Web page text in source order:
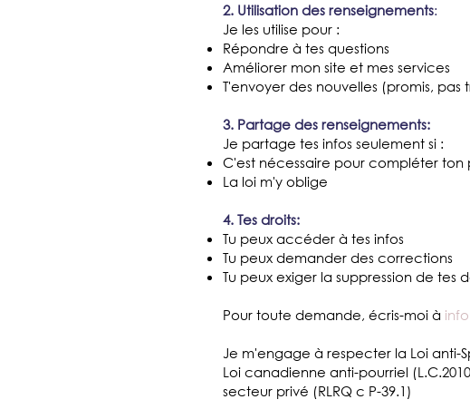
2. Utilisation des renseignements:
Je les utilise pour :
Répondre à tes questions
Améliorer mon site et mes services
T'envoyer des nouvelles (promis, pas
3. Partage des renseignements:
Je partage tes infos seulement si :
C'est nécessaire pour compléter
La loi m'y oblige
4. Tes droits:
Tu peux accéder à tes infos
Tu peux demander des corrections
Tu peux exiger la suppression de tes
Pour toute demande, écris-moi à
Je m'engage à respecter la Loi anti-
Loi canadienne anti-pourriel
secteur privé (RLRQ c P-39.1)